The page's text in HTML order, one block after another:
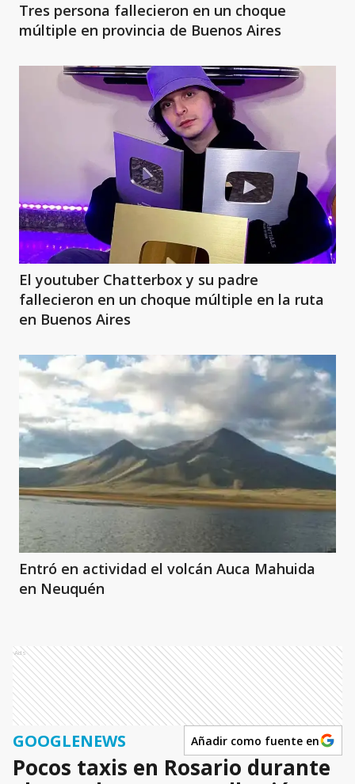
Tres persona fallecieron en un choque
múltiple en provincia de Buenos Aires
El youtuber Chatterbox y su padre
fallecieron en un choque múltiple en la ruta
en Buenos Aires
Entró en actividad el volcán Auca Mahuida
en Neuquén
Ads
GOOGLENEWS Añadir como fuente en
Pocos taxis en Rosario durante